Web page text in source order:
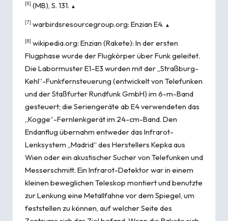
[6] (MB), S. 131. ▲
[7] warbirdsresourcegroup.org: Enzian E4. ▲
[8] wikipedia.org: Enzian (Rakete): In der ersten
Flugphase wurde der Flugkörper über Funk geleitet.
Die Labormuster E1–E3 wurden mit der „Straßburg-
Kehl“-Funkfernsteuerung (entwickelt von Telefunken
und der Staßfurter Rundfunk GmbH) im 6-m-Band
gesteuert; die Seriengeräte ab E4 verwendeten das
„Kogge“-Fernlenkgerät im 24-cm-Band. Den
Endanflug übernahm entweder das Infrarot-
Lenksystem „Madrid“ des Herstellers Kepka aus
Wien oder ein akustischer Sucher von Telefunken und
Messerschmitt. Ein Infrarot-Detektor war in einem
kleinen beweglichen Teleskop montiert und benutzte
zur Lenkung eine Metallfahne vor dem Spiegel, um
feststellen zu können, auf welcher Seite des